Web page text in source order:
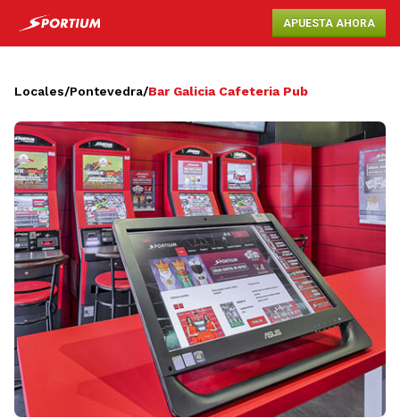
APUESTA AHORA
Locales/Pontevedra/Bar Galicia Cafeteria Pub